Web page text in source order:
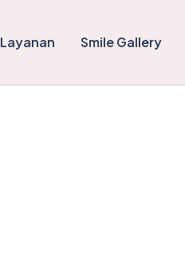
Layanan Smile Gallery